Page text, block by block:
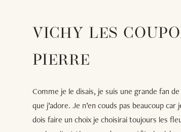
VICHY LES
PIERRE
Comme je le disais, je suis une grande fan
que j’adore. Je n’en couds pas beaucoup
dois faire un choix je choisirai toujours les